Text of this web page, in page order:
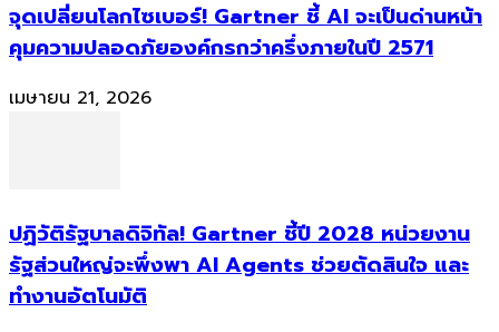
จุดเปลี่ยนโลกไซเบอร์! Gartner ชี้ AI จะเป็นด่านหน้า
คุมความปลอดภัยองค์กรกว่าครึ่งภายในปี 2571
เมษายน 21, 2026
ปฏิวัติรัฐบาลดิจิทัล! Gartner ชี้ปี 2028 หน่วยงาน
รัฐส่วนใหญ่จะพึ่งพา AI Agents ช่วยตัดสินใจ และ
ทำงานอัตโนมัติ